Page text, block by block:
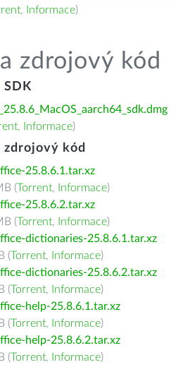
, Informace)
zdrojový kód
SDK
, Informace)
zdrojový kód
25.8.6.1.tar.xz
(Torrent, Informace)
25.8.6.2.tar.xz
(Torrent, Informace)
dictionaries-25.8.6.1.tar.xz
(Torrent, Informace)
dictionaries-25.8.6.2.tar.xz
(Torrent, Informace)
help-25.8.6.1.tar.xz
(Torrent, Informace)
help-25.8.6.2.tar.xz
(Torrent, Informace)